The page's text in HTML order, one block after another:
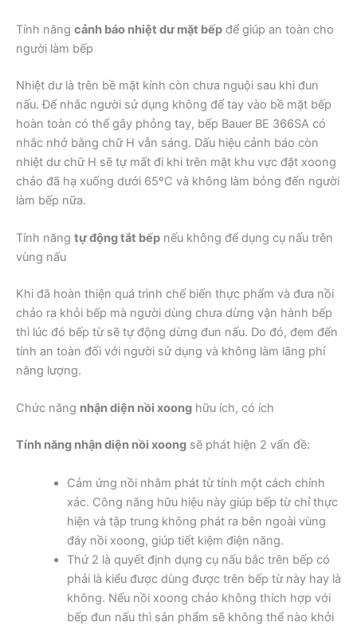
Tính năng cảnh báo nhiệt dư mặt bếp để giúp an toàn cho
người làm bếp
Nhiệt dư là trên bề mặt kính còn chưa nguội sau khi đun
nấu. Để nhắc người sử dụng không để tay vào bề mặt bếp
hoàn toàn có thể gây phỏng tay, bếp Bauer BE 366SA có
nhắc nhở bằng chữ H vẫn sáng. Dấu hiệu cảnh báo còn
nhiệt dư chữ H sẽ tự mất đi khi trên mặt khu vực đặt xoong
chảo đã hạ xuống dưới 65ºC và không làm bỏng đến người
làm bếp nữa.
Tính năng tự động tắt bếp nếu không để dụng cụ nấu trên
vùng nấu
Khi đã hoàn thiện quá trình chế biến thực phẩm và đưa nồi
chảo ra khỏi bếp mà người dùng chưa dừng vận hành bếp
thì lúc đó bếp từ sẽ tự động dừng đun nấu. Do đó, đem đến
tính an toàn đối với người sử dụng và không làm lãng phí
năng lượng.
Chức năng nhận diện nồi xoong hữu ích, có ích
Tính năng nhận diện nồi xoong sẽ phát hiện 2 vấn đề:
Cảm ứng nồi nhằm phát từ tính một cách chính
xác. Công năng hữu hiệu này giúp bếp từ chỉ thực
hiện và tập trung không phát ra bên ngoài vùng
đáy nồi xoong, giúp tiết kiệm điện năng.
Thứ 2 là quyết định dụng cụ nấu bắc trên bếp có
phải là kiểu được dùng được trên bếp từ này hay là
không. Nếu nồi xoong chảo không thích hợp với
bếp đun nấu thì sản phẩm sẽ không thể nào khởi